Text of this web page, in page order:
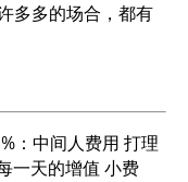
多多的场合，都有
：中间人费用 打理
一天的增值 小费